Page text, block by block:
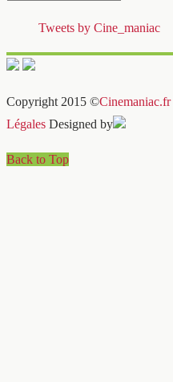
Tweets by Cine_maniac
Copyright 2015 ©Cinemaniac.fr
Légales Designed by
Back to Top